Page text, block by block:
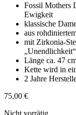
Fossil Mothers
Ewigkeit
klassische
aus
mit Zirkonia-
Länge ca. 47
Kette wird in
2 Jahre
75,00 €
Nicht vorrätig